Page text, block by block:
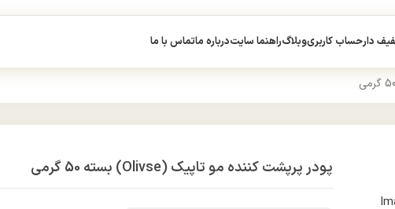
دارحساب کاربریوبلاگراهنما سایتدرباره ماتماس با ما
پودر پرپشت کننده مو تاپیک (Olivse) بسته 50 گرمی